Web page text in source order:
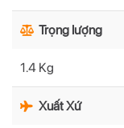
Trọng lượng
1.4 Kg
Xuất Xứ